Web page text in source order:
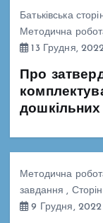
Батьківська
Методична
13 Грудня,
Про
Методична
завдання ,
9 Грудня, 2022